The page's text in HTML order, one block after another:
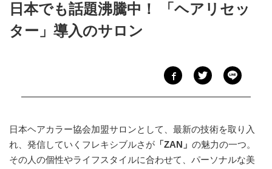
日本でも話題沸騰中！ 「ヘアリセッ
ター」導入のサロン
日本ヘアカラー協会加盟サロンとして、最新の技術を取り入
れ、発信していくフレキシブルさが 「ZAN」 の魅力の一つ。
その人の個性やライフスタイルに合わせて、パーソナルな美